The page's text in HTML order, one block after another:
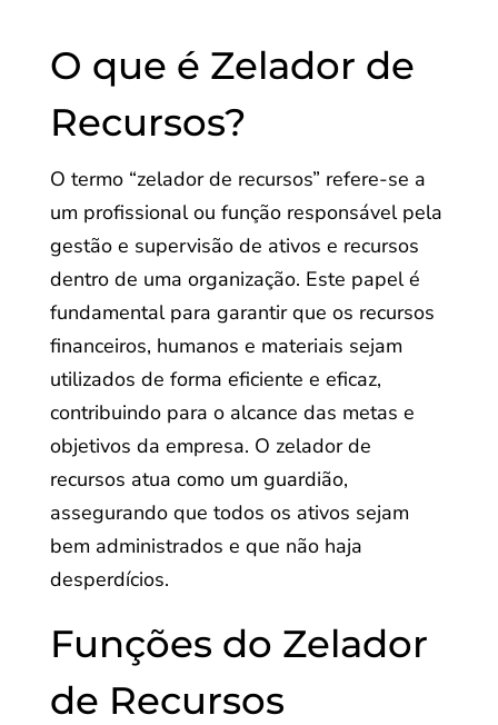
O que é Zelador de
Recursos?
O termo “zelador de recursos” refere-se a
um profissional ou função responsável pela
gestão e supervisão de ativos e recursos
dentro de uma organização. Este papel é
fundamental para garantir que os recursos
financeiros, humanos e materiais sejam
utilizados de forma eficiente e eficaz,
contribuindo para o alcance das metas e
objetivos da empresa. O zelador de
recursos atua como um guardião,
assegurando que todos os ativos sejam
bem administrados e que não haja
desperdícios.
Funções do Zelador
de Recursos